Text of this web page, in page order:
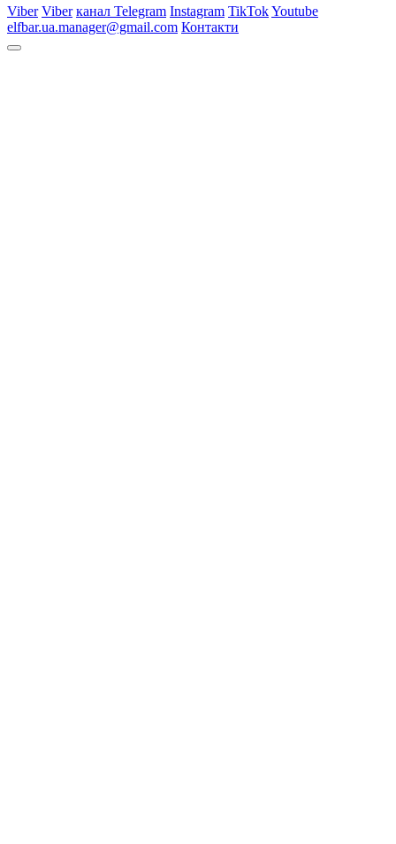
Viber Viber канал Telegram Instagram TikTokYoutube
elfbar.ua.manager@gmail.com Контакти